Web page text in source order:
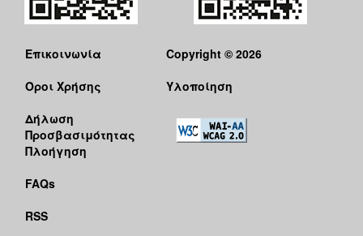
Επικοινωνία
Όροι Χρήσης
Δήλωση
Προσβασιμότητας
Πλοήγηση
FAQs
RSS
Copyright © 2026
Υλοποίηση